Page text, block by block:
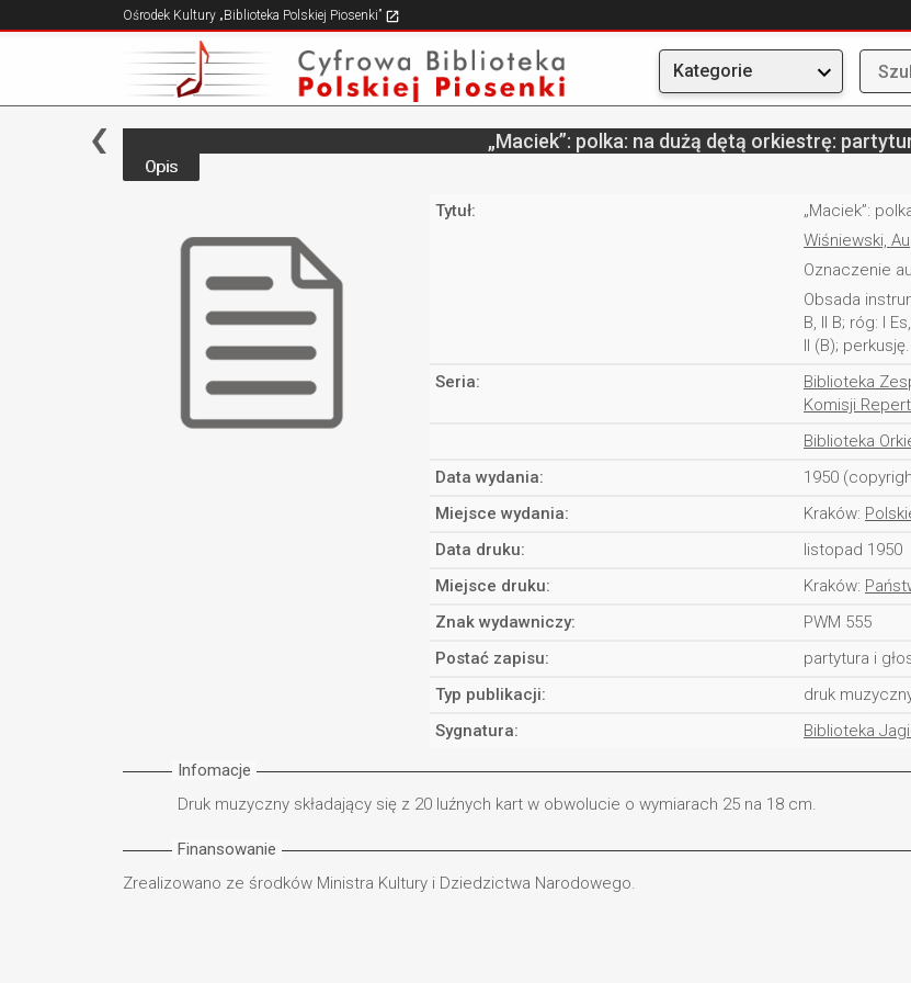
Ośrodek Kultury „Biblioteka Polskiej Piosenki”
Kategorie
„Maciek”: polka: na dużą dętą orkiestrę:
Opis
Tytuł:
„Maciek”:
Wiśniewski,
Oznaczenie
Obsada
B, II B; róg: I
II (B); perkusję.
Seria:
Biblioteka
Komisji
Biblioteka
Data wydania:
1950
Miejsce wydania:
Kraków:
Data druku:
listopad 1950
Miejsce druku:
Kraków:
Znak wydawniczy:
PWM 555
Postać zapisu:
partytura i
Typ publikacji:
druk
Sygnatura:
Biblioteka
Infomacje
Druk muzyczny składający się z 20 luźnych kart w obwolucie o wymiarach 25 na 18 cm.
Finansowanie
Zrealizowano ze środków Ministra Kultury i Dziedzictwa Narodowego.